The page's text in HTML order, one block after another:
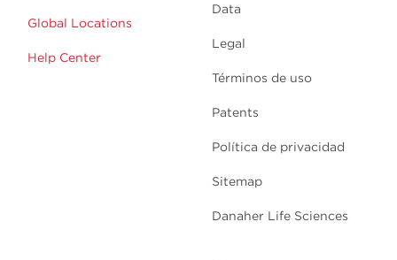
Global Locations
Help Center
Data
Legal
Términos de uso
Patents
Política de privacidad
Sitemap
Danaher Life Sciences